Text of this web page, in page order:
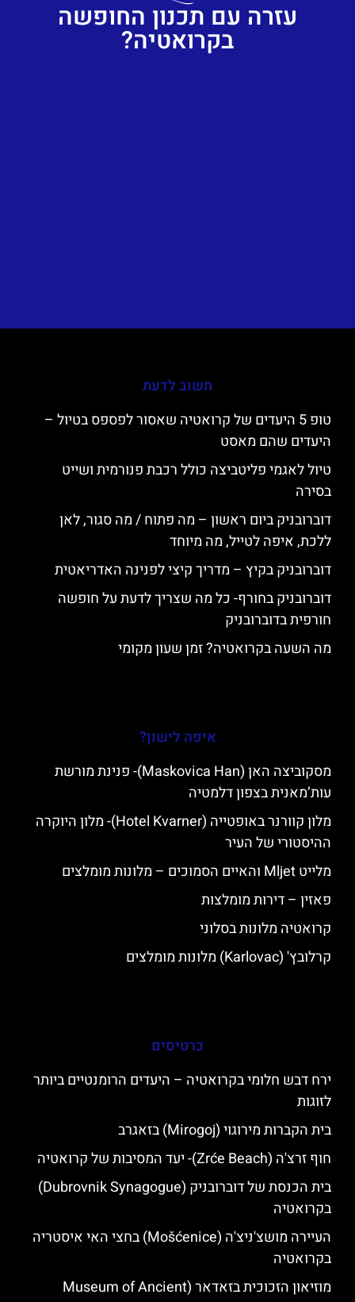
עזרה עם תכנון החופשה
בקרואטיה?
חשוב לדעת
טופ 5 היעדים של קרואטיה שאסור לפספס בטיול –
היעדים שהם מאסט
טיול לאגמי פליטביצה כולל רכבת פנורמית ושייט
בסירה
דוברובניק ביום ראשון – מה פתוח / מה סגור, לאן
ללכת, איפה לטייל, מה מיוחד
דוברובניק בקיץ – מדריך קיצי לפנינה האדריאטית
דוברובניק בחורף- כל מה שצריך לדעת על חופשה
חורפית בדוברובניק
מה השעה בקרואטיה? זמן שעון מקומי
איפה לישון?
מסקוביצה האן (Maskovica Han)- פנינת מורשת
עות’מאנית בצפון דלמטיה
מלון קוורנר באופטייה (Hotel Kvarner)- מלון היוקרה
ההיסטורי של העיר
מלייט Mljet והאיים הסמוכים – מלונות מומלצים
פאזין – דירות מומלצות
קרואטיה מלונות בסלוני
קרלובץ' (Karlovac) מלונות מומלצים
כרטיסים
ירח דבש חלומי בקרואטיה – היעדים הרומנטיים ביותר
לזוגות
בית הקברות מירוגוי (Mirogoj) בזאגרב
חוף זרצ'ה (Zrće Beach)- יעד המסיבות של קרואטיה
בית הכנסת של דוברובניק (Dubrovnik Synagogue)
בקרואטיה
העיירה מושצ'ניצ'ה (Mošćenice) בחצי האי איסטריה
בקרואטיה
מוזיאון הזכוכית בזאדאר (Museum of Ancient